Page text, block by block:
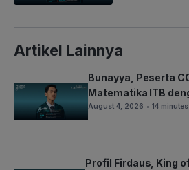
Artikel Lainnya
Bunayya, Peserta
Matematika ITB
August 4, 2026 • 14
Profil Firdaus, King